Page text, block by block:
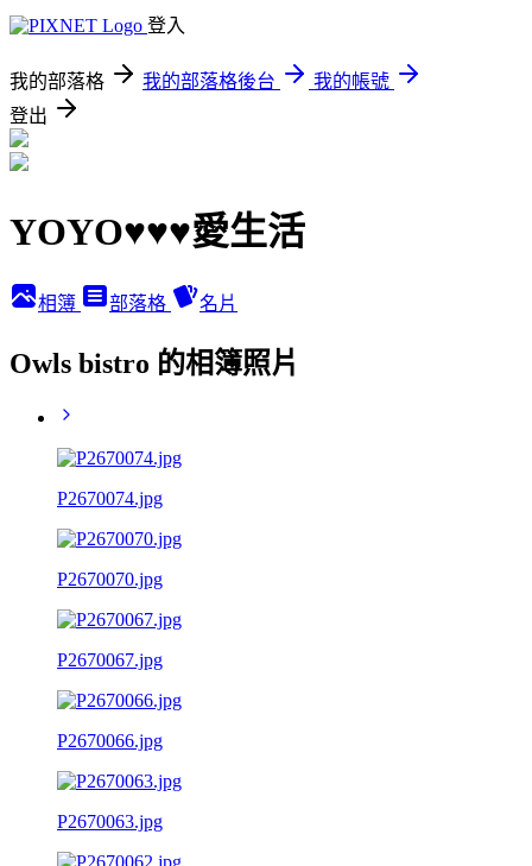
登入
我的部落格 我的部落格後台
我的帳號
登出
YOYO♥♥♥愛生活
相簿 部落格 名片
Owls bistro 的相簿照片
P2670074.jpg
P2670070.jpg
P2670067.jpg
P2670066.jpg
P2670063.jpg